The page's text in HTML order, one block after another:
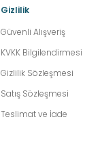
Gizlilik
Güvenli Alışveriş
KVKK Bilgilendirmesi
Gizlilik Sözleşmesi
Satış Sözleşmesi
Teslimat ve İade